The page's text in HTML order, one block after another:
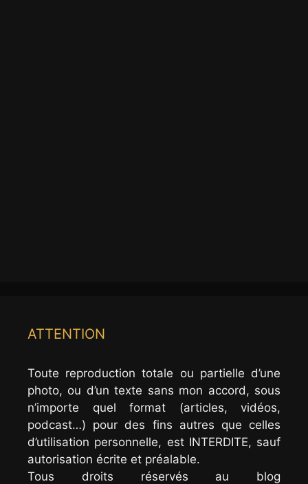
ATTENTION
Toute reproduction totale ou partielle d’une
photo, ou d’un texte sans mon accord, sous
n’importe quel format (articles, vidéos,
podcast…) pour des fins autres que celles
d’utilisation personnelle, est INTERDITE, sauf
autorisation écrite et préalable.
Tous droits réservés au blog